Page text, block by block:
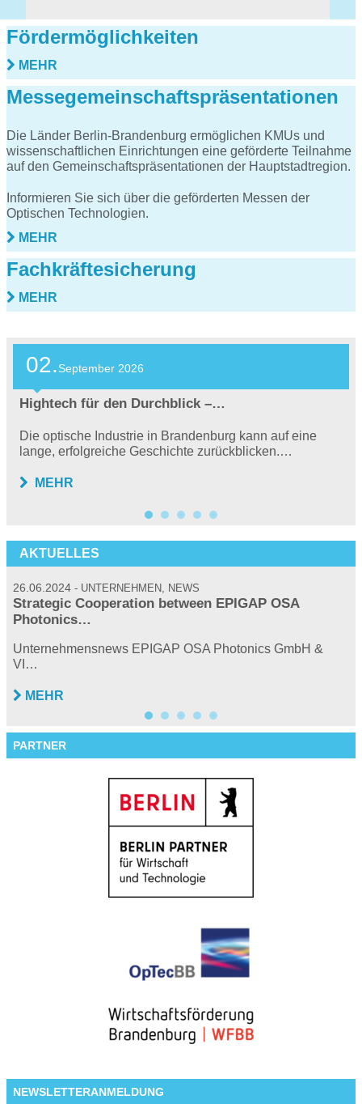
Fördermöglichkeiten
MEHR
Messegemeinschaftspräsentationen
Die Länder Berlin-Brandenburg ermöglichen KMUs und
wissenschaftlichen Einrichtungen eine geförderte Teilnahme
auf den Gemeinschaftspräsentationen der Hauptstadtregion.
Informieren Sie sich über die geförderten Messen der
Optischen Technologien.
MEHR
Fachkräftesicherung
MEHR
02.September 2026
Hightech für den Durchblick –…
Die optische Industrie in Brandenburg kann auf eine
lange, erfolgreiche Geschichte zurückblicken.…
MEHR
AKTUELLES
26.06.2024 UNTERNEHMEN, NEWS
Strategic Cooperation between EPIGAP OSA
Photonics…
Unternehmensnews EPIGAP OSA Photonics GmbH &
VI…
MEHR
PARTNER
NEWSLETTERANMELDUNG